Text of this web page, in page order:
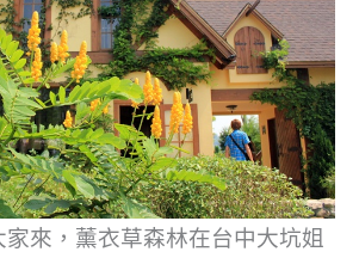
來，薰衣草森林在台中大坑姐